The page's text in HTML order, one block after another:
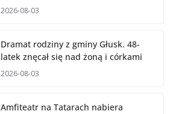
2026-08-03
Dramat rodziny z gminy Głusk. 48-
latek znęcał się nad żoną i córkami
2026-08-03
Amfiteatr na Tatarach nabiera